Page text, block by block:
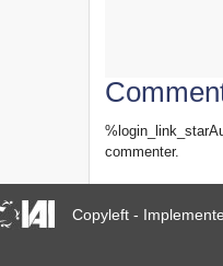
commenter.
Copyleft -